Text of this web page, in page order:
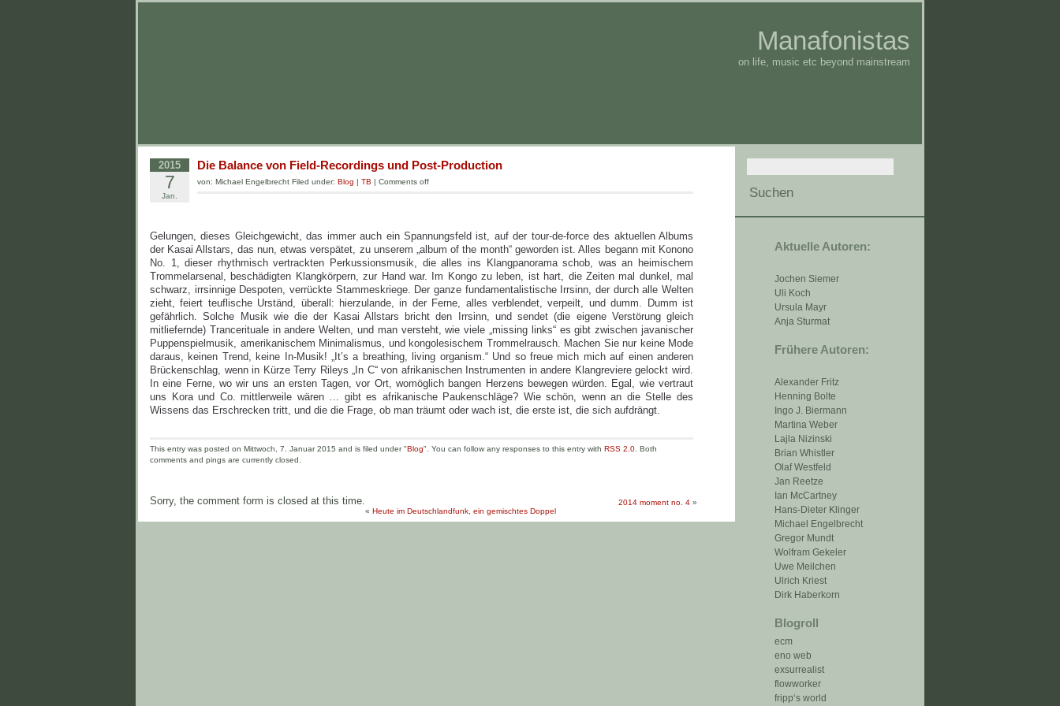
Manafonistas
on life, music etc beyond mainstream
Aktuelle Autoren:
Jochen Siemer
Uli Koch
Ursula Mayr
Anja Sturmat
Frühere Autoren:
Alexander Fritz
Henning Bolte
Ingo J. Biermann
Martina Weber
Lajla Nizinski
Brian Whistler
Olaf Westfeld
Jan Reetze
Ian McCartney
Hans-Dieter Klinger
Michael Engelbrecht
Gregor Mundt
Wolfram Gekeler
Uwe Meilchen
Ulrich Kriest
Dirk Haberkorn
Blogroll
ecm
eno web
exsurrealist
flowworker
fripp‘s world
2015
7
Jan.
Die Balance von Field-Recordings und Post-Production
von: Michael Engelbrecht Filed under: Blog | TB | Comments off
Gelungen, dieses Gleichgewicht, das immer auch ein Spannungsfeld ist, auf der tour-de-force des aktuellen Albums
der Kasai Allstars, das nun, etwas verspätet, zu unserem „album of the month“ geworden ist. Alles begann mit Konono
No. 1, dieser rhythmisch vertrackten Perkussionsmusik, die alles ins Klangpanorama schob, was an heimischem
Trommelarsenal, beschädigten Klangkörpern, zur Hand war. Im Kongo zu leben, ist hart, die Zeiten mal dunkel, mal
schwarz, irrsinnige Despoten, verrückte Stammeskriege. Der ganze fundamentalistische Irrsinn, der durch alle Welten
zieht, feiert teuflische Urständ, überall: hierzulande, in der Ferne, alles verblendet, verpeilt, und dumm. Dumm ist
gefährlich. Solche Musik wie die der Kasai Allstars bricht den Irrsinn, und sendet (die eigene Verstörung gleich
mitliefernde) Trancerituale in andere Welten, und man versteht, wie viele „missing links“ es gibt zwischen javanischer
Puppenspielmusik, amerikanischem Minimalismus, und kongolesischem Trommelrausch. Machen Sie nur keine Mode
daraus, keinen Trend, keine In-Musik! „It’s a breathing, living organism.“ Und so freue mich mich auf einen anderen
Brückenschlag, wenn in Kürze Terry Rileys „In C“ von afrikanischen Instrumenten in andere Klangreviere gelockt wird.
In eine Ferne, wo wir uns an ersten Tagen, vor Ort, womöglich bangen Herzens bewegen würden. Egal, wie vertraut
uns Kora und Co. mittlerweile wären … gibt es afrikanische Paukenschläge? Wie schön, wenn an die Stelle des
Wissens das Erschrecken tritt, und die die Frage, ob man träumt oder wach ist, die erste ist, die sich aufdrängt.
This entry was posted on Mittwoch, 7. Januar 2015 and is filed under "Blog". You can follow any responses to this entry with RSS 2.0. Both
comments and pings are currently closed.
Sorry, the comment form is closed at this time. 2014 moment no. 4 »
« Heute im Deutschlandfunk, ein gemischtes Doppel